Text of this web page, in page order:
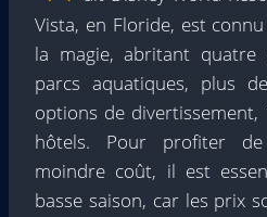
Vista, en Floride, est
la magie, abritant
parcs aquatiques, plus
options de
hôtels. Pour profiter
moindre coût, il est
basse saison, car les prix